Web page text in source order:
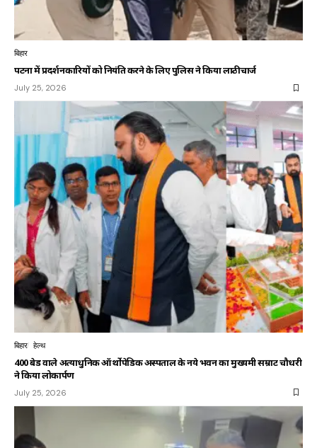
बिहार
पटना में प्रदर्शनकारियों को नियंत्रित करने के लिए पुलिस ने किया लाठीचार्ज
July 25, 2026
बिहार हेल्थ
400 बेड वाले अत्याधुनिक ऑर्थोपेडिक अस्पताल के नये भवन का मुख्यमंत्री सम्राट चौधरी
ने किया लोकार्पण
July 25, 2026